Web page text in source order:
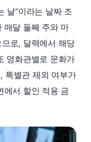
날”이라는 날짜 조
매달 둘째 주와 마
로, 달력에서 해당
영화관별로 문화가
특별관 제외 여부가
에서 할인 적용 금